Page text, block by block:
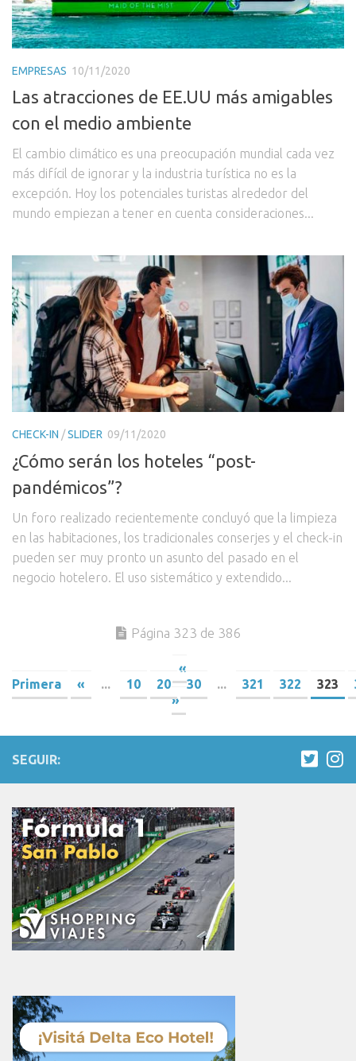
EMPRESAS 10/11/2020
Las atracciones de EE.UU más amigables
con el medio ambiente
El cambio climático es una preocupación mundial cada vez
más difícil de ignorar y la industria turística no es la
excepción. Hoy los potenciales turistas alrededor del
mundo empiezan a tener en cuenta consideraciones...
CHECK-IN /SLIDER 09/11/2020
¿Cómo serán los hoteles “post-
pandémicos”?
Un foro realizado recientemente concluyó que la limpieza
en las habitaciones, los tradicionales conserjes y el check-in
pueden ser muy pronto un asunto del pasado en el
negocio hotelero. El uso sistemático y extendido...
Página 323 de 386
«
Primera
« ... 10 20 30 ... 321 322 323
»
SEGUIR: